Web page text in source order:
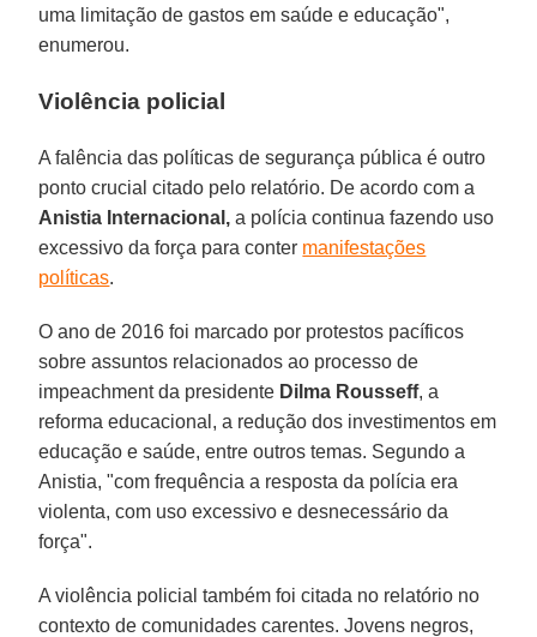
uma limitação de gastos em saúde e educação",
enumerou.
Violência policial
A falência das políticas de segurança pública é outro
ponto crucial citado pelo relatório. De acordo com a
Anistia Internacional, a polícia continua fazendo uso
excessivo da força para conter manifestações
políticas.
O ano de 2016 foi marcado por protestos pacíficos
sobre assuntos relacionados ao processo de
impeachment da presidente Dilma Rousseff, a
reforma educacional, a redução dos investimentos em
educação e saúde, entre outros temas. Segundo a
Anistia, "com frequência a resposta da polícia era
violenta, com uso excessivo e desnecessário da
força".
A violência policial também foi citada no relatório no
contexto de comunidades carentes. Jovens negros,